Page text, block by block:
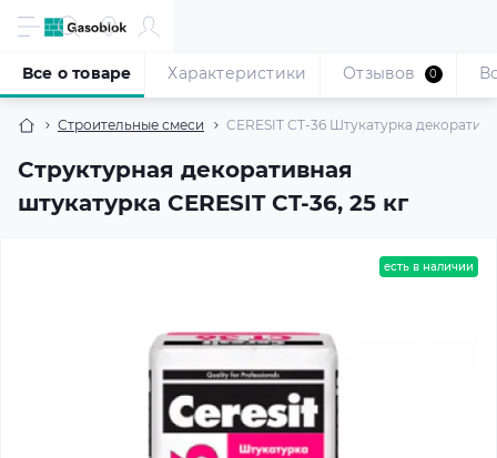
Строительные смеси CERESIT CT-36 Штукатурка
Структурная декоративная
штукатурка CERESIT CT-36, 25 кг
Все о товаре Характеристики Отзывов 0
есть в наличии